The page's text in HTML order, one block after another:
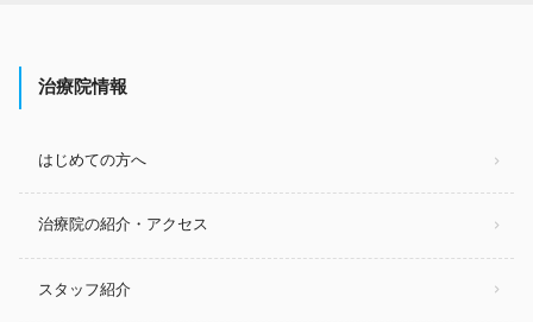
治療院情報
はじめての方へ
治療院の紹介・アクセス
スタッフ紹介